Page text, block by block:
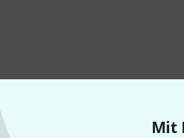
Mit